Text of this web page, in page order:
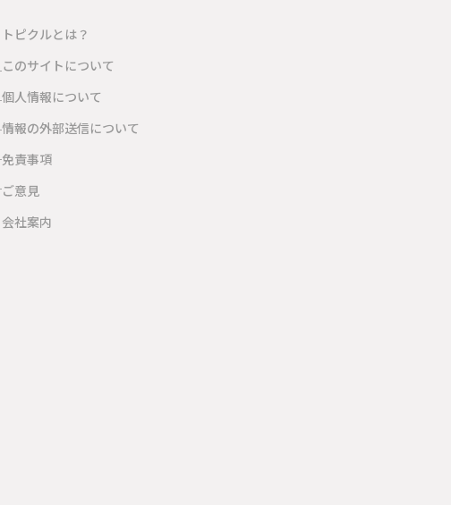
トピクルとは？
このサイトについて
個人情報について
情報の外部送信について
免責事項
ご意見
会社案内